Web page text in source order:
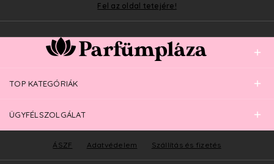
Fel az oldal tetejére!
TOP KATEGÓRIÁK
ÜGYFÉLSZOLGÁLAT
ÁSZF Adatvédelem Szállítás és fizetés